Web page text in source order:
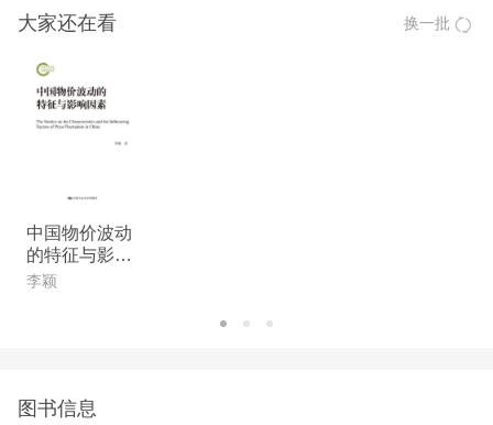
大家还在看 换一批
中国物价波动
的特征与影响
因素(国家社科
李颖
图书信息